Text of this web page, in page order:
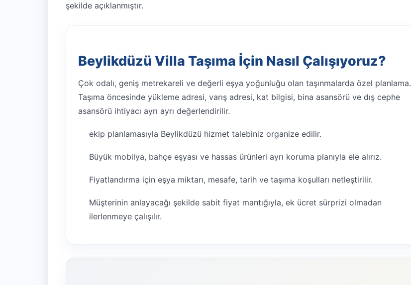
şekilde açıklanmıştır.
Beylikdüzü Villa Taşıma İçin Nasıl Çalışıyoruz?
Çok odalı, geniş metrekareli ve değerli eşya yoğunluğu olan taşınmalarda özel planlama.
Taşıma öncesinde yükleme adresi, varış adresi, kat bilgisi, bina asansörü ve dış cephe
asansörü ihtiyacı ayrı ayrı değerlendirilir.
ekip planlamasıyla Beylikdüzü hizmet talebiniz organize edilir.
Büyük mobilya, bahçe eşyası ve hassas ürünleri ayrı koruma planıyla ele alırız.
Fiyatlandırma için eşya miktarı, mesafe, tarih ve taşıma koşulları netleştirilir.
Müşterinin anlayacağı şekilde sabit fiyat mantığıyla, ek ücret sürprizi olmadan
ilerlenmeye çalışılır.